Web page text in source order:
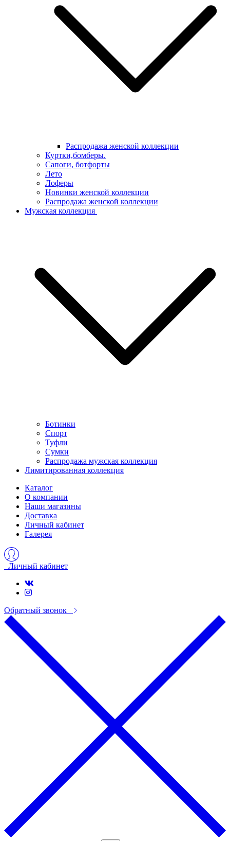
Распродажа женской коллекции
Куртки,бомберы.
Сапоги, ботфорты
Лето
Лоферы
Новинки женской коллекции
Распродажа женской коллекции
Мужская коллекция
Ботинки
Спорт
Туфли
Сумки
Распродажа мужская коллекция
Лимитированная коллекция
Каталог
О компании
Наши магазины
Доставка
Личный кабинет
Галерея
Личный кабинет
Обратный звонок